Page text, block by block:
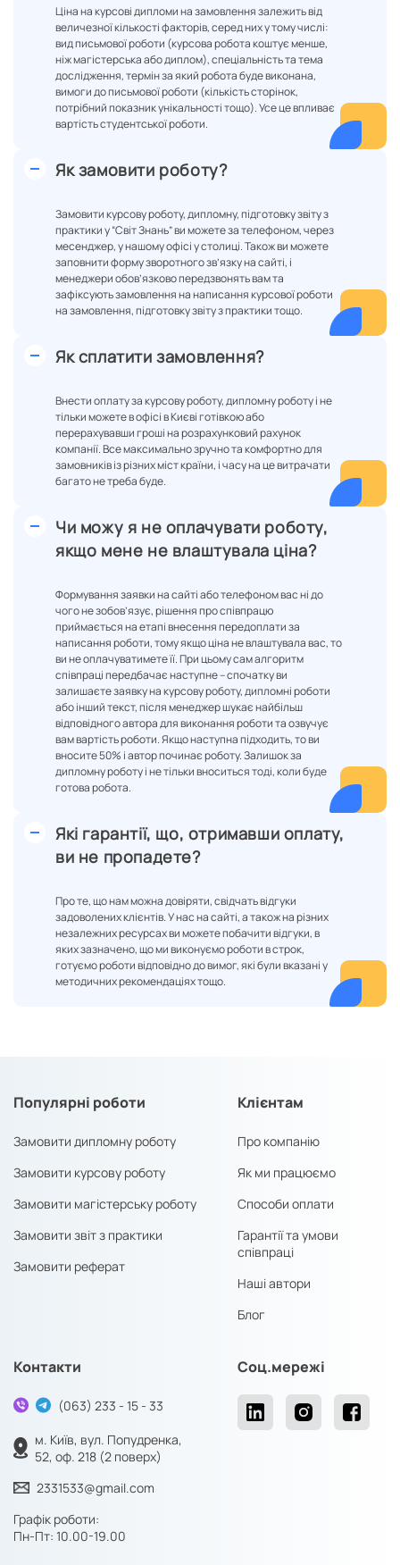
Ціна на курсові дипломи на замовлення залежить від
величезної кількості факторів, серед них у тому числі:
вид письмової роботи (курсова робота коштує менше,
ніж магістерська або диплом), спеціальність та тема
дослідження, термін за який робота буде виконана,
вимоги до письмової роботи (кількість сторінок,
потрібний показник унікальності тощо). Усе це впливає
вартість студентської роботи.
Як замовити роботу?
Замовити курсову роботу, дипломну, підготовку звіту з
практики у “Світ Знань” ви можете за телефоном, через
месенджер, у нашому офісі у столиці. Також ви можете
заповнити форму зворотного зв’язку на сайті, і
менеджери обов’язково передзвонять вам та
зафіксують замовлення на написання курсової роботи
на замовлення, підготовку звіту з практики тощо.
Як сплатити замовлення?
Внести оплату за курсову роботу, дипломну роботу і не
тільки можете в офісі в Києві готівкою або
перерахувавши гроші на розрахунковий рахунок
компанії. Все максимально зручно та комфортно для
замовників із різних міст країни, і часу на це витрачати
багато не треба буде.
Чи можу я не оплачувати роботу,
якщо мене не влаштувала ціна?
Формування заявки на сайті або телефоном вас ні до
чого не зобов’язує, рішення про співпрацю
приймається на етапі внесення передоплати за
написання роботи, тому якщо ціна не влаштувала вас, то
ви не оплачуватимете її. При цьому сам алгоритм
співпраці передбачає наступне – спочатку ви
залишаєте заявку на курсову роботу, дипломні роботи
або інший текст, після менеджер шукає найбільш
відповідного автора для виконання роботи та озвучує
вам вартість роботи. Якщо наступна підходить, то ви
вносите 50% і автор починає роботу. Залишок за
дипломну роботу і не тільки вноситься тоді, коли буде
готова робота.
Які гарантії, що, отримавши оплату,
ви не пропадете?
Про те, що нам можна довіряти, свідчать відгуки
задоволених клієнтів. У нас на сайті, а також на різних
незалежних ресурсах ви можете побачити відгуки, в
яких зазначено, що ми виконуємо роботи в строк,
готуємо роботи відповідно до вимог, які були вказані у
методичних рекомендаціях тощо.
Популярні роботи
Замовити дипломну роботу
Замовити курсову роботу
Замовити магістерську роботу
Замовити звіт з практики
Замовити реферат
Клієнтам
Про компанію
Як ми працюємо
Способи оплати
Гарантії та умови
співпраці
Наші автори
Блог
Контакти
(063) 233 - 15 - 33
м. Київ, вул. Попудренка,
52, оф. 218 (2 поверх)
2331533@gmail.com
Графік роботи:
Пн-Пт: 10.00-19.00
Соц.мережі